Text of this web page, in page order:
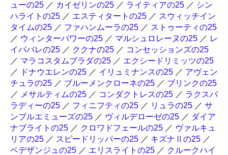
ューの25 ／ カイゼリンの25 ／ ライティアの25 ／ シン
ハライトの25 ／ エスティタートの25 ／ スウィッチイン
タイムの25 ／ ファハンムーラの25 ／ ストゥーティの25
／ ウィンターパワーの25 ／ マルシュロレーヌの25 ／ レ
イパパレの25 ／ ククナの25 ／ コンセッションズの25
／ マラコスタムブラダの25 ／ エクシードリミッツの25
／
ドナウエレンの25 ／ イリュミナンスの25 ／ アヴェン
チュラの25 ／ ブルーメンクローネの25 ／ ブリンクの25
／ メサルティムの25 ／ コンダクトレスの25 ／ ラクスバ
ラディーの25 ／ フィニフティの25 ／ リュラの25 ／ サ
ンブルエミューズの25 ／ ヴィルデローゼの25 ／ ダイア
ナブライトの25 ／ クロワドフェールの25 ／ ヴァルキュ
リアの25 ／ スピードリッパーの25 ／ キズナⅡの25 ／
ベデザンジュの25 ／ エリスライトの25 ／ クルークハイ